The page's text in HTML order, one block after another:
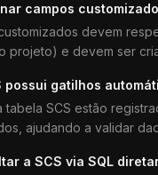
campos
devem
projeto) e devem ser
possui gatilhos
tabela SCS estão
ajudando a validar
a SCS via SQL